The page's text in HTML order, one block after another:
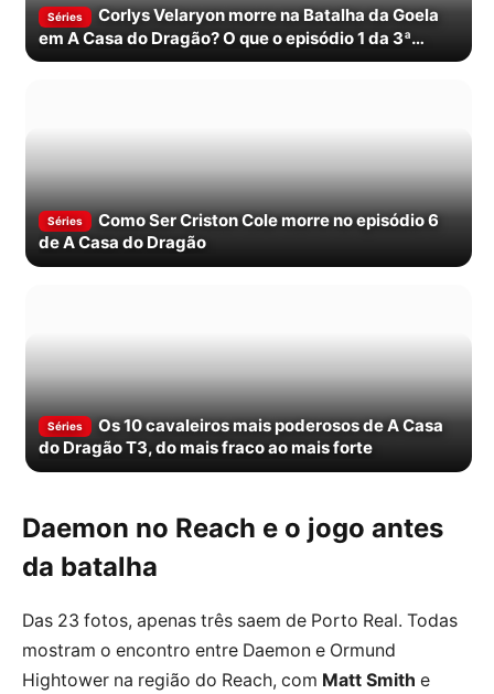
Séries
Corlys Velaryon morre na Batalha da Goela
em A Casa do Dragão? O que o episódio 1 da 3ª
temporada mostra
Séries
Como Ser Criston Cole morre no episódio 6
de A Casa do Dragão
Séries
Os 10 cavaleiros mais poderosos de A Casa
do Dragão T3, do mais fraco ao mais forte
Daemon no Reach e o jogo antes
da batalha
Das 23 fotos, apenas três saem de Porto Real. Todas
mostram o encontro entre Daemon e Ormund
Hightower na região do Reach, com Matt Smith e